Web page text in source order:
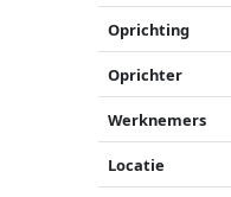
Oprichting
Oprichter
Werknemers
Locatie